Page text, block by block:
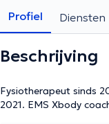
Profiel Diensten
Beschrijving
Fysiotherapeut sinds
2021. EMS Xbody